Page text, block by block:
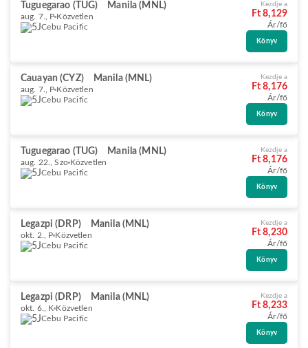
Tuguegarao (TUG) Manila (MNL)
aug. 7., P Közvetlen
Cebu Pacific
Kezdje a
Ft 8,129
Ár/fő
Könyv
Cauayan (CYZ) Manila (MNL)
aug. 7., P Közvetlen
Cebu Pacific
Kezdje a
Ft 8,176
Ár/fő
Könyv
Tuguegarao (TUG) Manila (MNL)
aug. 22., Szo Közvetlen
Cebu Pacific
Kezdje a
Ft 8,176
Ár/fő
Könyv
Legazpi (DRP) Manila (MNL)
okt. 2., P Közvetlen
Cebu Pacific
Kezdje a
Ft 8,230
Ár/fő
Könyv
Legazpi (DRP) Manila (MNL)
okt. 6., K Közvetlen
Cebu Pacific
Kezdje a
Ft 8,233
Ár/fő
Könyv